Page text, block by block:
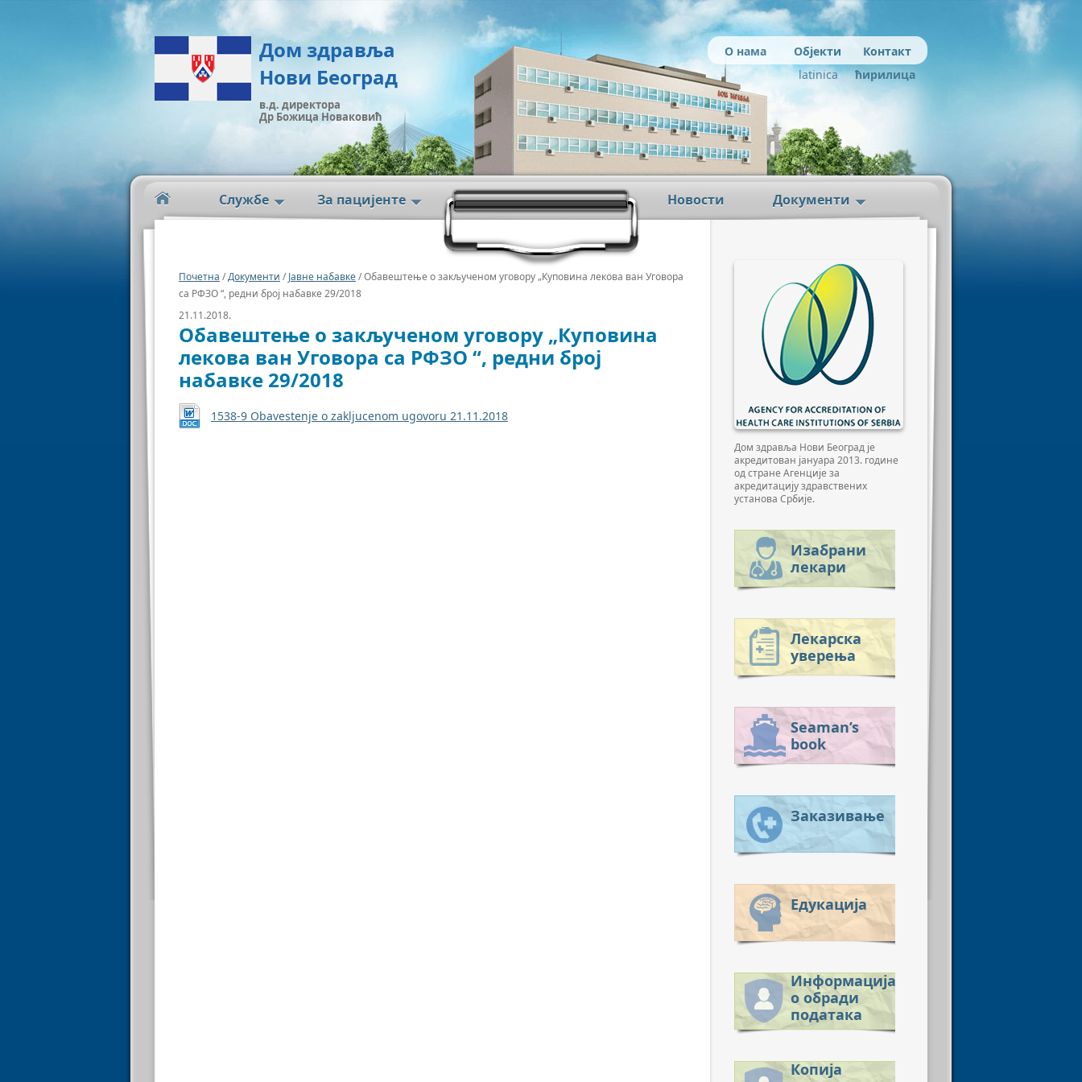
О нама Објекти
Контакт
ћирилица
latinica
Дом здравља
Нови Београд
в.д. директора
Др Божица Новаковић
Службе За пацијенте Новости Документи
Почетна /Документи /Јавне набавке/ Обавештење о закљученом уговору „Куповина лекова ван Уговора
са РФЗО “, редни број набавке 29/2018
21.11.2018.
Обавештење о закљученом уговору „Куповина
лекова ван Уговора са РФЗО “, редни број
набавке 29/2018
1538-9 Оbavestenje o zakljucenom ugovoru 21.11.2018
Дом здравља Нови Београд је
акредитован јануара 2013. године
од стране Агенције за
акредитацију здравствених
установа Србије.
Изабрани
лекари
Лекарска
уверења
Seaman’s
book
Заказивање
Едукација
Информација
о обради
података
Копија